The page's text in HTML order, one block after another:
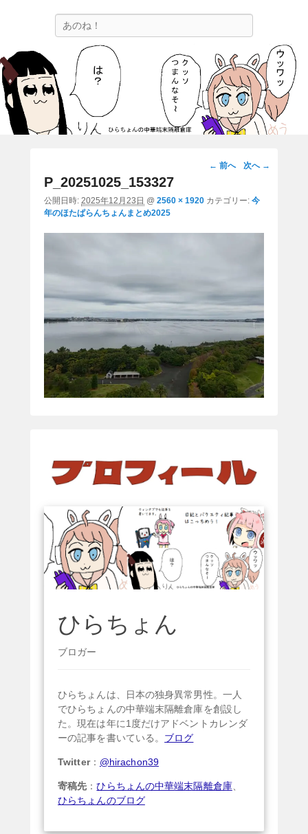
ひらちょんの中華端末隔離倉庫
ほたがページ上部にある検索バーを消してくれたサイトです。
画
← 前へ 次へ →
P_20251025_153327
公開日時: 2025年12月23日 @ 2560 × 1920 カテゴリー: 今
年のほたぱらんちょんまとめ2025
ひらちょん
ブロガー
ひらちょんは、日本の独身異常男性。一人
でひらちょんの中華端末隔離倉庫を創設し
た。現在は年に1度だけアドベントカレンダ
ーの記事を書いている。 ブログ
Twitter： @hirachon39
寄稿先 ：ひらちょんの中華端末隔離倉庫、
ひらちょんのブログ